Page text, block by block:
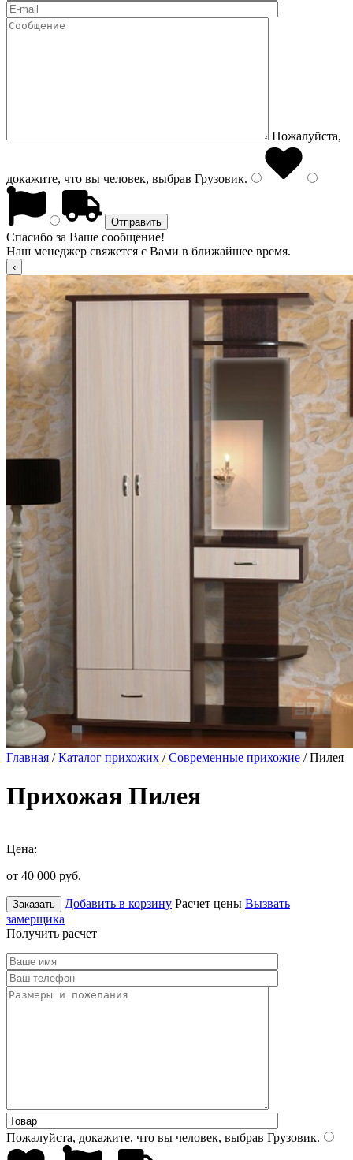
Пожалуйста,
докажите, что вы человек, выбрав Грузовик.
Спасибо за Ваше сообщение!
Наш менеджер свяжется с Вами в ближайшее время.
Главная /Каталог прихожих /Современные прихожие / Пилея
Прихожая Пилея
Цена:
от 40 000 руб.
Заказать Добавить в корзину Расчет цены Вызвать
замерщика
Получить расчет
Пожалуйста, докажите, что вы человек, выбрав Грузовик.